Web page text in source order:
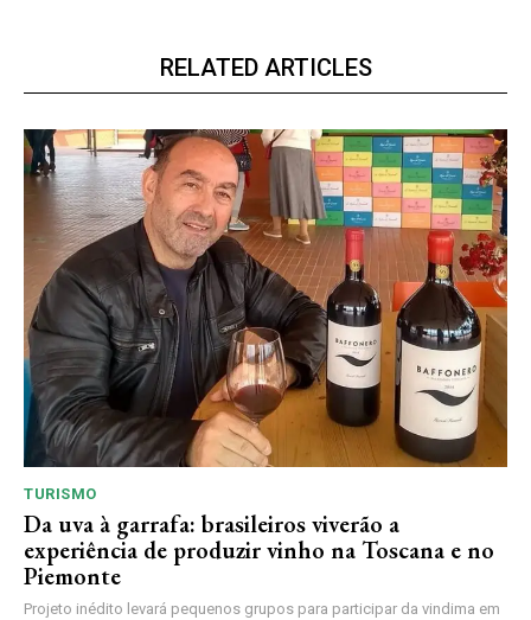
RELATED ARTICLES
TURISMO
Da uva à garrafa: brasileiros viverão a
experiência de produzir vinho na Toscana e no
Piemonte
Projeto inédito levará pequenos grupos para participar da vindima em